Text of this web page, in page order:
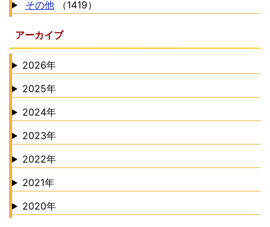
その他
（1419）
アーカイブ
2026年
2025年
2024年
2023年
2022年
2021年
2020年